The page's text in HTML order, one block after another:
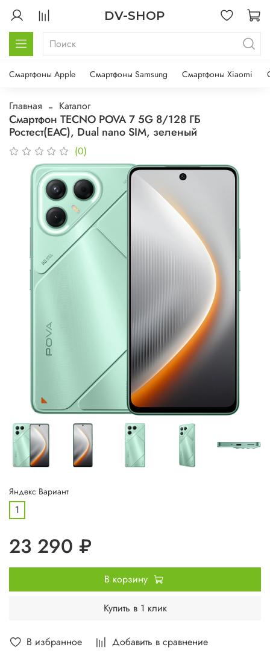
DV-SHOP
Смартфоны Apple Смартфоны Samsung Смартфоны Xiaomi
Главная Каталог
Смартфон TECNO POVA 7 5G 8/128 ГБ
Ростест(ЕАС), Dual nano SIM, зеленый
(0)
В избранное Добавить в сравнение
Яндекс Вариант
1
23 290 ₽
В корзину
Купить в 1 клик